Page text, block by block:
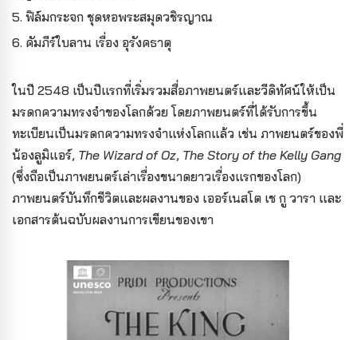
5. ฟิล์มกระจก ชุดหอพระสมุดวชิรญาณ
6. คัมภีร์ใบลาน เรื่อง อุรังคธาตุ
ในปี 2548 เป็นปีแรกที่เริ่มรวมสื่อภาพยนตร์และวีดิทัศน์ให้เป็น
มรดกความทรงจำของโลกด้วย โดยภาพยนตร์ที่ได้รับการขึ้น
ทะเบียนเป็นมรดกความทรงจำแห่งโลกแล้ว เช่น ภาพยนตร์ของพี่
น้องลูมิแอร์, The Wizard of Oz, The Story of the Kelly Gang
(ซึ่งถือเป็นภาพยนตร์เล่าเรื่องขนาดยาวเรื่องแรกของโลก)
ภาพยนตร์บันทึกชีวิตและผลงานของ เออร์เนสโต เช กู วารา และ
เอกสารต้นฉบับผลงานการเขียนของเขา